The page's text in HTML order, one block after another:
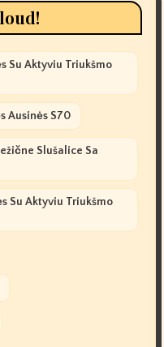
Su Aktyviu Triukšmo
Ausinės S70
Slušalice Sa
Su Aktyviu Triukšmo